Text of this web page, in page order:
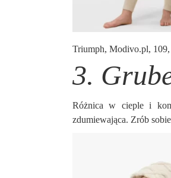
Triumph, Modivo.pl, 109,
3.
Różnica w cieple i
zdumiewająca. Zrób